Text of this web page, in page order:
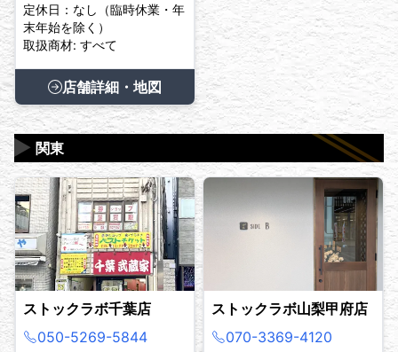
定休日：なし（臨時休業・年
末年始を除く）
取扱商材: すべて
店舗詳細・地図
関東
▶
ストックラボ千葉店
050-5269-5844
ストックラボ山梨甲府店
070-3369-4120